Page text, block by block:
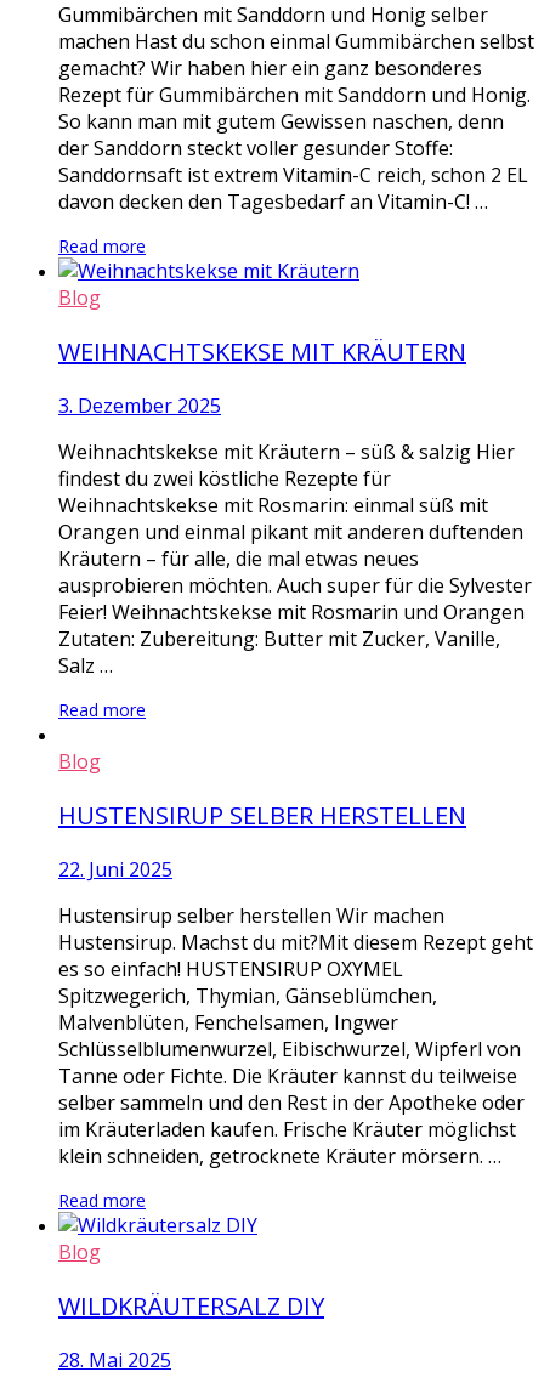
Gummibärchen mit Sanddorn und Honig selber
machen Hast du schon einmal Gummibärchen selbst
gemacht? Wir haben hier ein ganz besonderes
Rezept für Gummibärchen mit Sanddorn und Honig.
So kann man mit gutem Gewissen naschen, denn
der Sanddorn steckt voller gesunder Stoffe:
Sanddornsaft ist extrem Vitamin-C reich, schon 2 EL
davon decken den Tagesbedarf an Vitamin-C! …
Read more
Blog
WEIHNACHTSKEKSE MIT KRÄUTERN
3. Dezember 2025
Weihnachtskekse mit Kräutern – süß & salzig Hier
findest du zwei köstliche Rezepte für
Weihnachtskekse mit Rosmarin: einmal süß mit
Orangen und einmal pikant mit anderen duftenden
Kräutern – für alle, die mal etwas neues
ausprobieren möchten. Auch super für die Sylvester
Feier! Weihnachtskekse mit Rosmarin und Orangen
Zutaten: Zubereitung: Butter mit Zucker, Vanille,
Salz …
Read more
Blog
HUSTENSIRUP SELBER HERSTELLEN
22. Juni 2025
Hustensirup selber herstellen Wir machen
Hustensirup. Machst du mit?Mit diesem Rezept geht
es so einfach! HUSTENSIRUP OXYMEL
Spitzwegerich, Thymian, Gänseblümchen,
Malvenblüten, Fenchelsamen, Ingwer
Schlüsselblumenwurzel, Eibischwurzel, Wipferl von
Tanne oder Fichte. Die Kräuter kannst du teilweise
selber sammeln und den Rest in der Apotheke oder
im Kräuterladen kaufen. Frische Kräuter möglichst
klein schneiden, getrocknete Kräuter mörsern. …
Read more
Blog
WILDKRÄUTERSALZ DIY
28. Mai 2025